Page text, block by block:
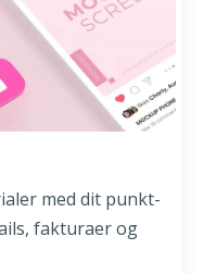
med dit punkt-
fakturaer og